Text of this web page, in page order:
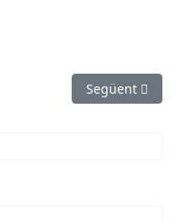
per a la VII Setmana de
Article
Següent